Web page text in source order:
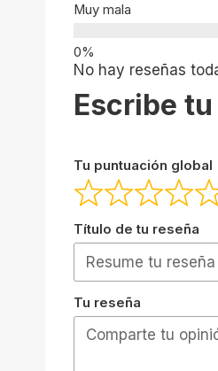
Muy mala
No hay reseñas
Escribe
Tu puntuación global
Título de tu reseña
Tu reseña